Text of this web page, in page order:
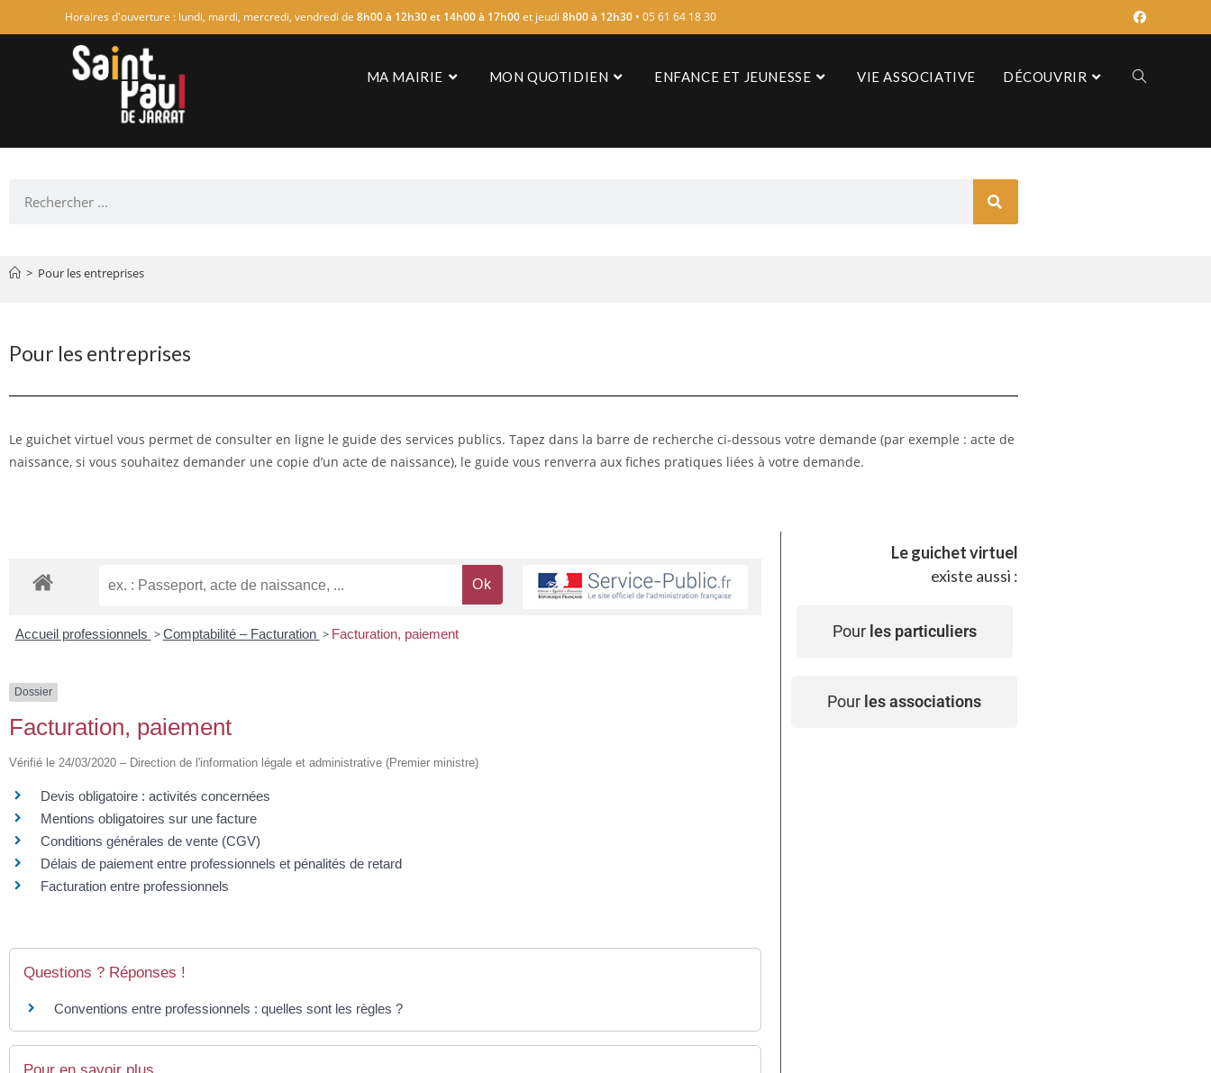
Horaires d'ouverture : lundi, mardi, mercredi, vendredi de 8h00 à 12h30 et 14h00 à 17h00et jeudi 8h00 à 12h30 • 05 61 64 18 30
MA MAIRIE MON QUOTIDIEN ENFANCE ET JEUNESSE VIE ASSOCIATIVE DÉCOUVRIR
> Pour les entreprises
Pour les entreprises
Le guichet virtuel vous permet de consulter en ligne le guide des services publics. Tapez dans la barre de recherche ci-dessous votre demande (par exemple : acte de
naissance, si vous souhaitez demander une copie d’un acte de naissance), le guide vous renverra aux fiches pratiques liées à votre demande.
Accueil professionnels > Comptabilité – Facturation > Facturation, paiement
Dossier
Facturation, paiement
Vérifié le 24/03/2020 – Direction de l'information légale et administrative (Premier ministre)
Devis obligatoire : activités concernées
Mentions obligatoires sur une facture
Conditions générales de vente (CGV)
Délais de paiement entre professionnels et pénalités de retard
Facturation entre professionnels
Questions ? Réponses !
Conventions entre professionnels : quelles sont les règles ?
Le guichet virtuel
existe aussi :
Pour les particuliers
Pour les associations